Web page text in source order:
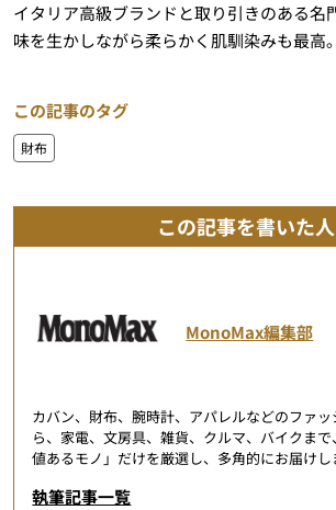
イタリア高級ブランドと取り引きのある名
味を生かしながら柔らかく肌馴染みも最高。
この記事のタグ
財布
この記事を書いた人
MonoMax編集部
カバン、財布、腕時計、アパレルなどのファ
ら、家電、文房具、雑貨、クルマ、バイクま
値あるモノ」だけを厳選し、多角的にお届けし
執筆記事一覧